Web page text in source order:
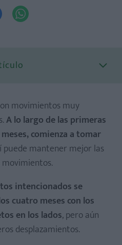

movimientos muy
A lo largo de las primeras
comienza a tomar
puede mantener mejor las
intencionados se
cuatro meses con los
en los lados, pero aún
desplazamientos.